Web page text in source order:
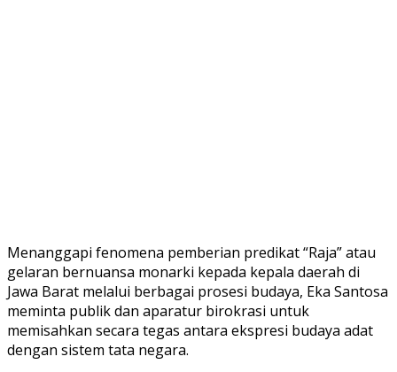
​Menanggapi fenomena pemberian predikat “Raja” atau
gelaran bernuansa monarki kepada kepala daerah di
Jawa Barat melalui berbagai prosesi budaya, Eka Santosa
meminta publik dan aparatur birokrasi untuk
memisahkan secara tegas antara ekspresi budaya adat
dengan sistem tata negara.